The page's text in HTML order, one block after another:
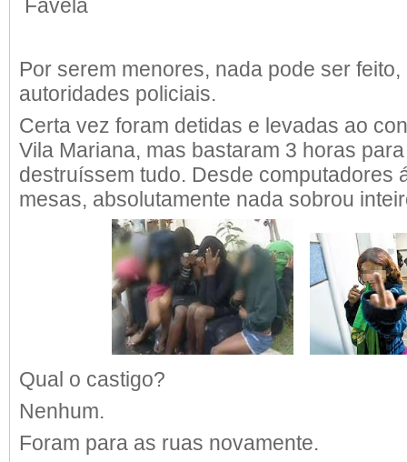
Favela
Por serem menores, nada pode ser
autoridades policiais.
Certa vez foram detidas e levadas ao
Vila Mariana, mas bastaram 3 horas
destruíssem tudo. Desde computadores
mesas, absolutamente nada sobrou
Qual o castigo?
Nenhum.
Foram para as ruas novamente.